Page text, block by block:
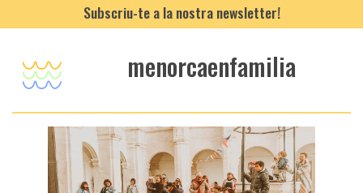
Subscriu-te a la nostra newsletter!
menorcaenfamilia